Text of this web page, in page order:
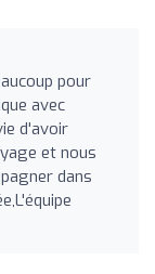
pour
avec
d'avoir
et nous
dans